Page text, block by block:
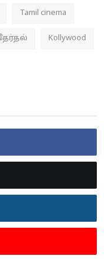
Tamil cinema
Kollywood